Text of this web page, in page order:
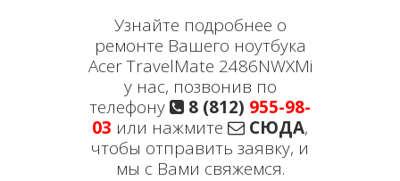
Узнайте подробнее о
ремонте Вашего ноутбука
Acer TravelMate 2486NWXMi
у нас, позвонив по
телефону
8 (812) 955-98-
03 или нажмите СЮДА,
чтобы отправить заявку, и
мы с Вами свяжемся.